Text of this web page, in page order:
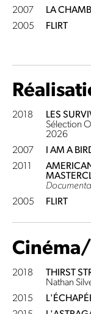
2007
LA
2005
FLIRT
2018
LES
Sélection
2026
2007
I AM A
2011
2005
FLIRT
2018
THIRST
Nathan
2015